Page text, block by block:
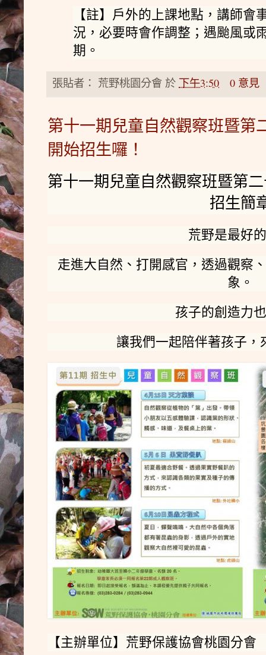
【註】戶外的上課地點，講師會
況，必要時會作調整；遇颱風或
期。
張貼者： 荒野桃園分會 於 下午3:50 0 意見
第十一期兒童自然觀察班暨第
開始招生囉！
第十一期兒童自然觀察班暨第
招生簡
荒野是最好
走進大自然、打開感官，透過觀察
象。
孩子的創造力
讓我們一起陪伴著孩子，
【主辦單位】荒野保護協會桃園分會